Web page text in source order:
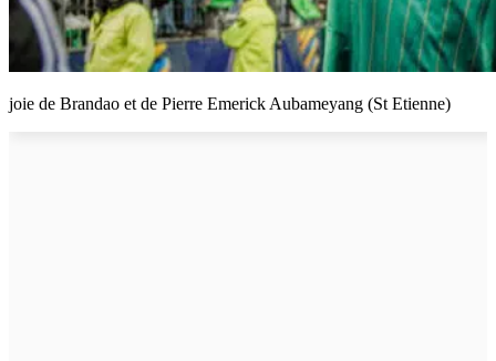
joie de Brandao et de Pierre Emerick Aubameyang (St Etienne)